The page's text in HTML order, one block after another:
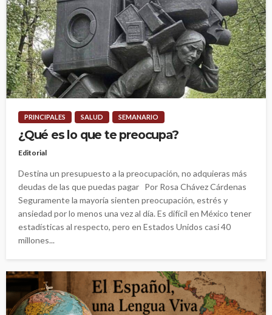
PRINCIPALES SALUD SEMANARIO
¿Qué es lo que te preocupa?
Editorial
Destina un presupuesto a la preocupación, no adquieras más
deudas de las que puedas pagar Por Rosa Chávez Cárdenas
Seguramente la mayoría sienten preocupación, estrés y
ansiedad por lo menos una vez al día. Es difícil en México tener
estadísticas al respecto, pero en Estados Unidos casi 40
millones...